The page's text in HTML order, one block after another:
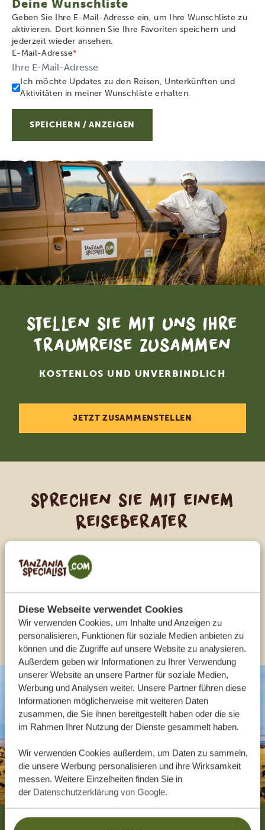
Diese Webseite verwendet Cookies
Wir verwenden Cookies, um Inhalte und Anzeigen zu
personalisieren, Funktionen für soziale Medien anbieten zu
können und die Zugriffe auf unsere Website zu analysieren.
Außerdem geben wir Informationen zu Ihrer Verwendung
unserer Website an unsere Partner für soziale Medien,
Werbung und Analysen weiter. Unsere Partner führen diese
Informationen möglicherweise mit weiteren Daten
zusammen, die Sie ihnen bereitgestellt haben oder die sie
im Rahmen Ihrer Nutzung der Dienste gesammelt haben.
Wir verwenden Cookies außerdem, um Daten zu sammeln,
die unsere Werbung personalisieren und ihre Wirksamkeit
messen. Weitere Einzelheiten finden Sie in
der Datenschutzerklärung von Google.
Deine Wunschliste
Geben Sie Ihre E-Mail-Adresse ein, um Ihre Wunschliste zu
aktivieren. Dort können Sie Ihre Favoriten speichern und
jederzeit wieder ansehen.
E-Mail-Adresse*
Ich möchte Updates zu den Reisen, Unterkünften und
Aktivitäten in meiner Wunschliste erhalten.
SPEICHERN / ANZEIGEN
Stellen Sie mit uns Ihre
Traumreise zusammen
KOSTENLOS UND UNVERBINDLICH
JETZT ZUSAMMENSTELLEN
Sprechen Sie mit einem
Reiseberater
DE:+494087407061
ANDERE LÄNDER
Footer